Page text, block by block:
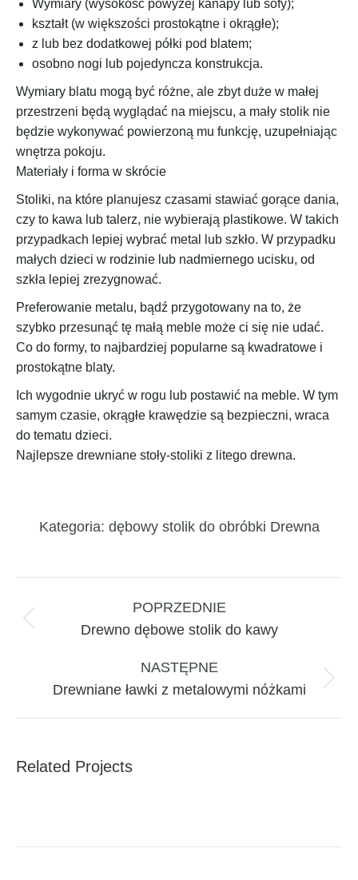
Wymiary (wysokość powyżej kanapy lub sofy);
kształt (w większości prostokątne i okrągłe);
z lub bez dodatkowej półki pod blatem;
osobno nogi lub pojedyncza konstrukcja.
Wymiary blatu mogą być różne, ale zbyt duże w małej
przestrzeni będą wyglądać na miejscu, a mały stolik nie
będzie wykonywać powierzoną mu funkcję, uzupełniając
wnętrza pokoju.
Materiały i forma w skrócie
Stoliki, na które planujesz czasami stawiać gorące dania,
czy to kawa lub talerz, nie wybierają plastikowe. W takich
przypadkach lepiej wybrać metal lub szkło. W przypadku
małych dzieci w rodzinie lub nadmiernego ucisku, od
szkła lepiej zrezygnować.
Preferowanie metalu, bądź przygotowany na to, że
szybko przesunąć tę małą meble może ci się nie udać.
Co do formy, to najbardziej popularne są kwadratowe i
prostokątne blaty.
Ich wygodnie ukryć w rogu lub postawić na meble. W tym
samym czasie, okrągłe krawędzie są bezpieczni, wraca
do tematu dzieci.
Najlepsze drewniane stoły-stoliki z litego drewna.
Kategoria: dębowy stolik do obróbki Drewna
navigation
POPRZEDNIE
Previous
Drewno dębowe stolik do kawy
NASTĘPNE
Next
Drewniane ławki z metalowymi nóżkami
Related Projects